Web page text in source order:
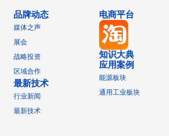
品牌动态
媒体之声
展会
战略投资
区域合作
最新技术
行业新闻
最新技术
电商平台
知识大典
应用案例
能源板块
通用工业板块